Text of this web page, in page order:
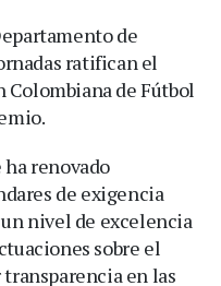
de
ratifican el
Colombiana de Fútbol
renovado
de exigencia
nivel de excelencia
sobre el
en las